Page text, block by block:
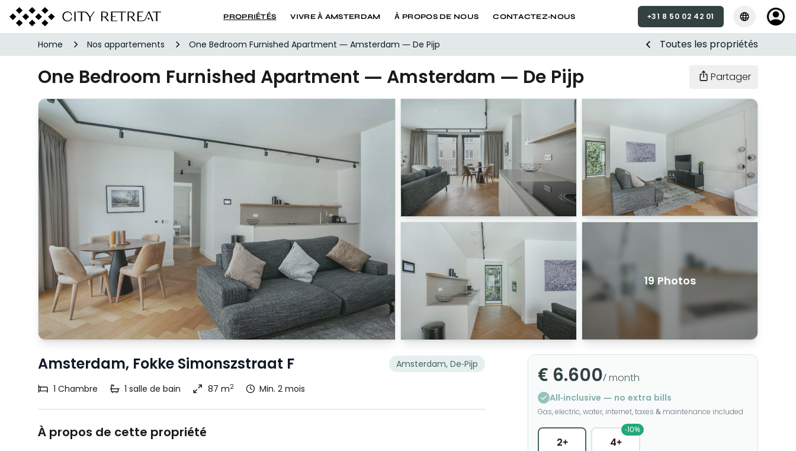
PROPRIÉTÉS VIVRE À AMSTERDAM À PROPOS DE NOUS CONTACTEZ-NOUS +31 8 50 02 42 01 Sélectionner
Home Nos appartements One Bedroom Furnished Apartment — Amsterdam — De Pijp Toutes les propriétés
One Bedroom Furnished Apartment — Amsterdam — De Pijp Partager
19 Photos
Amsterdam, Fokke Simonszstraat F Amsterdam, De-Pijp
1 Chambre 1 salle de bain 87 m2 Min. 2 mois
À propos de cette propriété
€ 6.600/ month
All-inclusive — no extra bills
Gas, electric, water, internet, taxes & maintenance included
2+ 4+
-10%